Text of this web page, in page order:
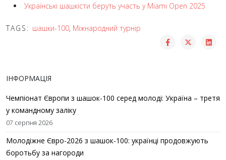
Українські шашкісти беруть участь у Miami Open 2025
TAGS: шашки-100, Міжнародний турнір
ІНФОРМАЦІЯ
Чемпіонат Європи з шашок-100 серед молоді: Україна – третя
у командному заліку
07 серпня 2026
Молодіжне Євро-2026 з шашок-100: українці продовжують
боротьбу за нагороди